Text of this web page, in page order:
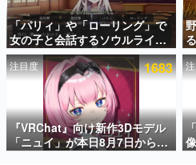
アプリセール情報
インタビュー
連載・特集一覧
殿堂入り記事
SNS拡散数が数千以上
ど。多くの人々に読まれ
事をまとめました。
「パリィ」や「ローリング」で
女の子と会話するソウルライク
恋愛ゲーム『小早川さんはソウ
ルライク』無料公開。返事に失
敗すると「YOU DIED」
注目度 1683
『VRChat』向け新作3Dモデル
「ニュイ」が本日8月7日から
BOOTHにて発売。瞳に光る星